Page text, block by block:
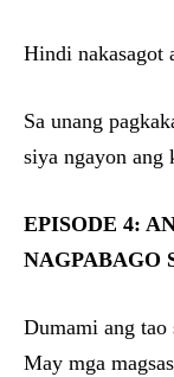
Hindi nakasagot
Sa unang
siya ngayon ang
EPISODE 4:
NAGPABAGO
Dumami ang
May mga